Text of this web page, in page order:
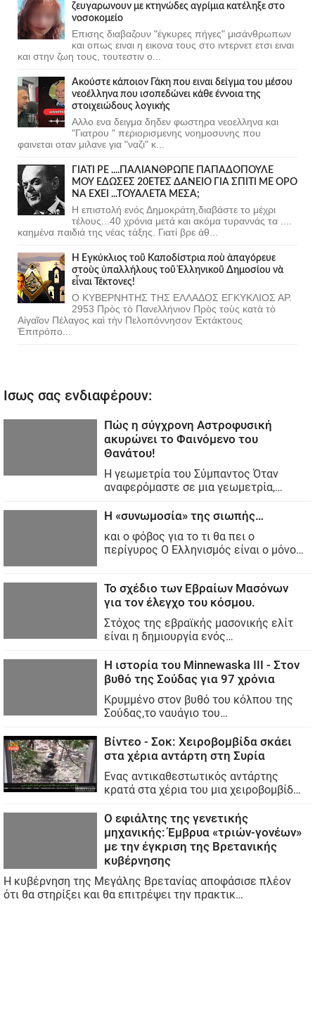
ζευγαρωνουν με κτηνώδες αγρίμια κατέληξε στο
νοσοκομείο
Επισης διαβαζουν "έγκυρες πήγες" μισάνθρωπων
και οπως ειναι η εικονα τους στο ιντερνετ ετσι ειναι
και στην ζωη τους, τουτεστιν ο...
Ακούστε κάποιον Γάκη που ειναι δείγμα του μέσου
νεοέλληνα που ισοπεδώνει κάθε έννοια της
στοιχειώδους λογικής
Αλλο ενα δειγμα δηδεν φωστηρα νεοελληνα και
"Γιατρου " περιορισμενης νοημοσυνης που
φαινεται οταν μιλανε για "ναζι" κ...
ΓΙΑΤΙ ΡΕ ....ΠΑΛΙΑΝΘΡΩΠΕ ΠΑΠΑΔΟΠΟΥΛΕ
ΜΟΥ ΕΔΩΣΕΣ 20ΕΤΕΣ ΔΑΝΕΙΟ ΓΙΑ ΣΠΙΤΙ ΜΕ ΟΡΟ
ΝΑ ΕΧΕΙ ...ΤΟΥΑΛΕΤΑ ΜΕΣΑ;
Η επιστολή ενός Δημοκράτη,διαβάστε το μέχρι
τέλους...40 χρόνια μετά και ακόμα τυραννάς τα ....
καημένα παιδιά της νέας τάξης. Γιατί βρε άθ...
Ἡ Ἐγκύκλιος τοῦ Καποδίστρια ποὺ ἀπαγόρευε
στοὺς ὑπαλλήλους τοῦ Ἑλληνικοῦ Δημοσίου νὰ
εἶναι Τέκτονες!
Ο ΚΥΒΕΡΝΗΤΗΣ ΤΗΣ ΕΛΛΑΔΟΣ ΕΓΚΥΚΛΙΟΣ ΑΡ.
2953 Πρὸς τὸ Πανελλήνιον Πρὸς τοὺς κατὰ τὸ
Αἰγαῖον Πέλαγος καὶ τὴν Πελοπόννησον Ἐκτάκτους
Ἐπιτρόπο...